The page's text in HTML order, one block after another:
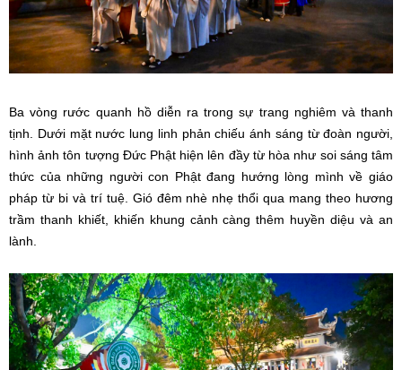
Ba vòng rước quanh hồ diễn ra trong sự trang nghiêm và thanh
tịnh. Dưới mặt nước lung linh phản chiếu ánh sáng từ đoàn người,
hình ảnh tôn tượng Đức Phật hiện lên đầy từ hòa như soi sáng tâm
thức của những người con Phật đang hướng lòng mình về giáo
pháp từ bi và trí tuệ. Gió đêm nhè nhẹ thổi qua mang theo hương
trầm thanh khiết, khiến khung cảnh càng thêm huyền diệu và an
lành.